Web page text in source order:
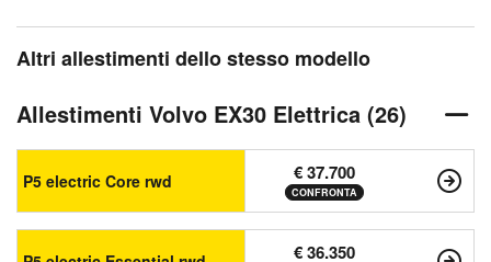
Altri allestimenti dello stesso modello
Allestimenti Volvo EX30 Elettrica (26)
P5 electric Core rwd € 37.700
CONFRONTA
€ 36.350